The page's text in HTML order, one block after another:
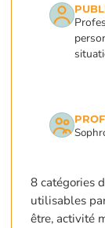
8 catégories
utilisables
être, activité